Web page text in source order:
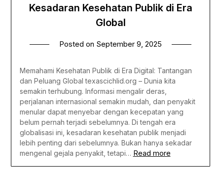
Kesadaran Kesehatan Publik di Era
Global
Posted on September 9, 2025
Memahami Kesehatan Publik di Era Digital: Tantangan
dan Peluang Global texascichlid.org – Dunia kita
semakin terhubung. Informasi mengalir deras,
perjalanan internasional semakin mudah, dan penyakit
menular dapat menyebar dengan kecepatan yang
belum pernah terjadi sebelumnya. Di tengah era
globalisasi ini, kesadaran kesehatan publik menjadi
lebih penting dari sebelumnya. Bukan hanya sekadar
mengenal gejala penyakit, tetapi… Read more